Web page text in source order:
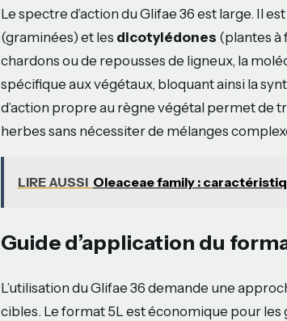
Le spectre d’action du Glifae 36 est large. Il
(graminées) et les dicotylédones (plantes à
chardons ou de repousses de ligneux, la
spécifique aux végétaux, bloquant ainsi la
d’action propre au règne végétal permet de
herbes sans nécessiter de mélanges
LIRE AUSSI Oleaceae family :
Guide d’application du
L’utilisation du Glifae 36 demande une
cibles. Le format 5L est économique pour